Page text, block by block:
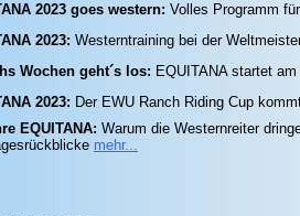
2023 goes western: Volles Programm
2023: Westerntraining bei der
Wochen geht´s los: EQUITANA startet
2023: Der EWU Ranch Riding Cup
EQUITANA: Warum die Westernreiter
mehr...